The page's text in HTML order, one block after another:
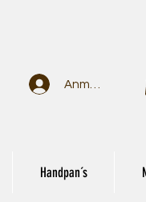
Anmelden
Handpan´s